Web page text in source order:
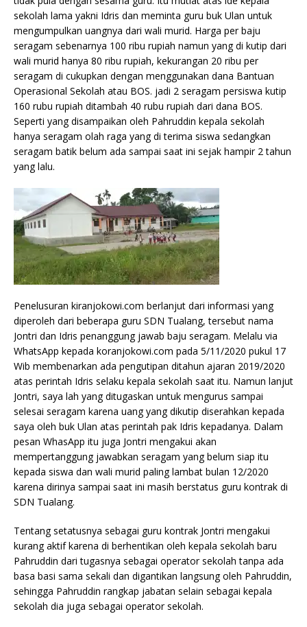
sekolah lama yakni Idris dan meminta guru buk Ulan untuk
mengumpulkan uangnya dari wali murid. Harga per baju
seragam sebenarnya 100 ribu rupiah namun yang di kutip dari
wali murid hanya 80 ribu rupiah, kekurangan 20 ribu per
seragam di cukupkan dengan menggunakan dana Bantuan
Operasional Sekolah atau BOS. jadi 2 seragam persiswa kutip
160 rubu rupiah ditambah 40 rubu rupiah dari dana BOS.
Seperti yang disampaikan oleh Pahruddin kepala sekolah
hanya seragam olah raga yang di terima siswa sedangkan
seragam batik belum ada sampai saat ini sejak hampir 2 tahun
yang lalu.
Penelusuran kiranjokowi.com berlanjut dari informasi yang
diperoleh dari beberapa guru SDN Tualang, tersebut nama
Jontri dan Idris penanggung jawab baju seragam. Melalu via
WhatsApp kepada koranjokowi.com pada 5/11/2020 pukul 17
Wib membenarkan ada pengutipan ditahun ajaran 2019/2020
atas perintah Idris selaku kepala sekolah saat itu. Namun lanjut
Jontri, saya lah yang ditugaskan untuk mengurus sampai
selesai seragam karena uang yang dikutip diserahkan kepada
saya oleh buk Ulan atas perintah pak Idris kepadanya. Dalam
pesan WhasApp itu juga Jontri mengakui akan
mempertanggung jawabkan seragam yang belum siap itu
kepada siswa dan wali murid paling lambat bulan 12/2020
karena dirinya sampai saat ini masih berstatus guru kontrak di
SDN Tualang.
Tentang setatusnya sebagai guru kontrak Jontri mengakui
kurang aktif karena di berhentikan oleh kepala sekolah baru
Pahruddin dari tugasnya sebagai operator sekolah tanpa ada
basa basi sama sekali dan digantikan langsung oleh Pahruddin,
sehingga Pahruddin rangkap jabatan selain sebagai kepala
sekolah dia juga sebagai operator sekolah.